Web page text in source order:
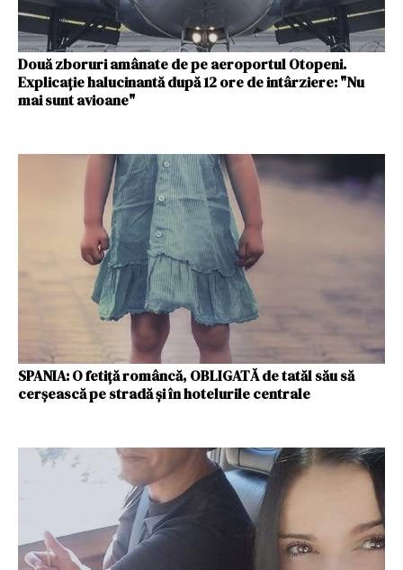
Două zboruri amânate de pe aeroportul Otopeni.
Explicaţie halucinantă după 12 ore de intârziere: "Nu
mai sunt avioane"
SPANIA: O fetiță româncă, OBLIGATĂ de tatăl său să
cerșească pe stradă și în hotelurile centrale